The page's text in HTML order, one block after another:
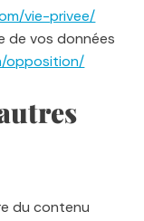
vie-privee/
de vos données
opposition/
du contenu